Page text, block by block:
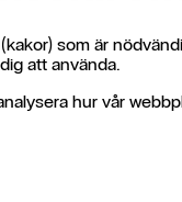
som är
att använda.
hur vår